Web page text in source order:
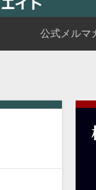
公式メルマ